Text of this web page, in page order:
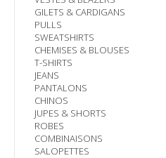
GILETS & CARDIGANS
PULLS
SWEATSHIRTS
CHEMISES & BLOUSES
T-SHIRTS
JEANS
PANTALONS
CHINOS
JUPES & SHORTS
ROBES
COMBINAISONS
SALOPETTES